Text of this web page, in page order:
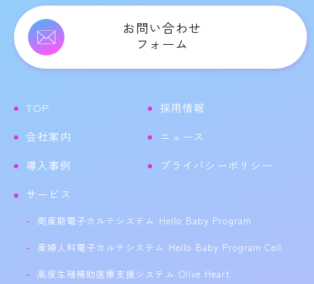
お問い合わせ
フォーム
TOP
会社案内
導入事例
採用情報
ニュース
プライバシーポリシー
サービス
周産期電子カルテシステム Hello Baby Program
産婦人科電子カルテシステム Hello Baby Program Cell
高度生殖補助医療支援システム Olive Heart